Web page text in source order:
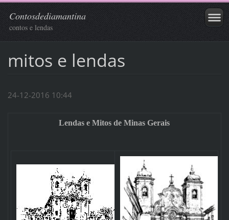
Contosdediamantina
contos e lendas
mitos e lendas
24-12-2016 10:44
Lendas e Mitos de Minas Gerais